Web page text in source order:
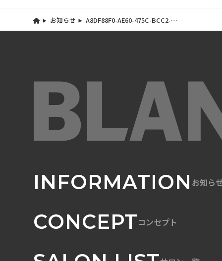
お知らせ
A8DF88F0-AE60-475C-BCC2-
2082D1B7F189
INFORMATION お知ら
CONCEPTコンセプト